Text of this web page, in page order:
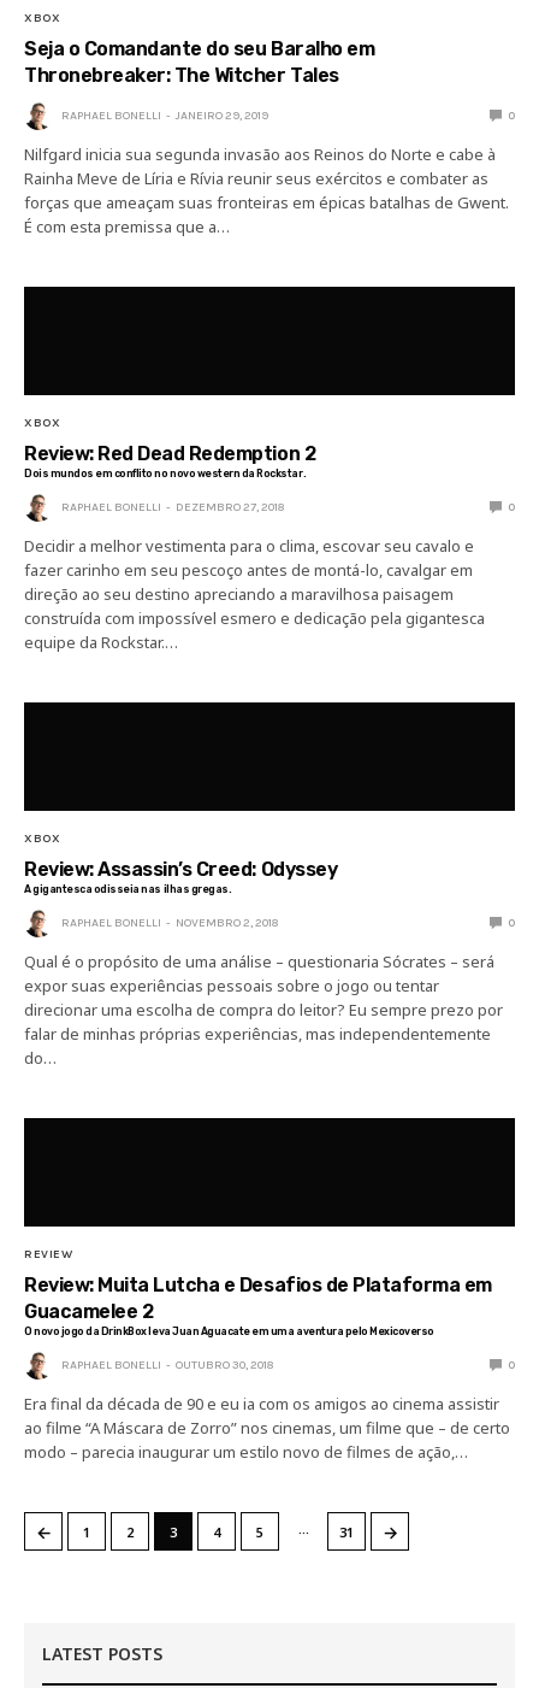
XBOX
Seja o Comandante do seu Baralho em
Thronebreaker: The Witcher Tales
RAPHAEL BONELLI JANEIRO 29, 2019 0
Nilfgard inicia sua segunda invasão aos Reinos do Norte e cabe à
Rainha Meve de Líria e Rívia reunir seus exércitos e combater as
forças que ameaçam suas fronteiras em épicas batalhas de Gwent.
É com esta premissa que a…
XBOX
Review: Red Dead Redemption 2
Dois mundos em conflito no novo western da Rockstar.
RAPHAEL BONELLI DEZEMBRO 27, 2018 0
Decidir a melhor vestimenta para o clima, escovar seu cavalo e
fazer carinho em seu pescoço antes de montá-lo, cavalgar em
direção ao seu destino apreciando a maravilhosa paisagem
construída com impossível esmero e dedicação pela gigantesca
equipe da Rockstar.…
XBOX
Review: Assassin’s Creed: Odyssey
A gigantesca odisseia nas ilhas gregas.
RAPHAEL BONELLI NOVEMBRO 2, 2018 0
Qual é o propósito de uma análise – questionaria Sócrates – será
expor suas experiências pessoais sobre o jogo ou tentar
direcionar uma escolha de compra do leitor? Eu sempre prezo por
falar de minhas próprias experiências, mas independentemente
do…
REVIEW
Review: Muita Lutcha e Desafios de Plataforma em
Guacamelee 2
O novo jogo da DrinkBox leva Juan Aguacate em uma aventura pelo Mexicoverso
RAPHAEL BONELLI OUTUBRO 30, 2018 0
Era final da década de 90 e eu ia com os amigos ao cinema assistir
ao filme “A Máscara de Zorro” nos cinemas, um filme que – de certo
modo – parecia inaugurar um estilo novo de filmes de ação,…
← 1 2 3 4 5 31 →
LATEST POSTS